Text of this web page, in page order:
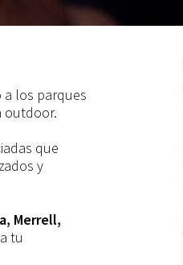
a los parques
outdoor.
que
y
Merrell,
tu